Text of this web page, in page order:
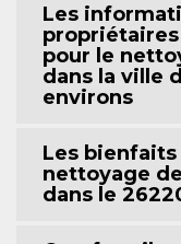
Les
pour le
dans la ville
environs
Les
nettoyage
dans le